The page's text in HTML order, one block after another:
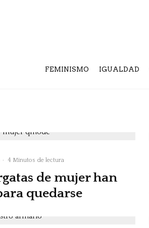
FEMINISMO IGUALDAD
· 4 Minutos de lectura
de mujer han
quedarse